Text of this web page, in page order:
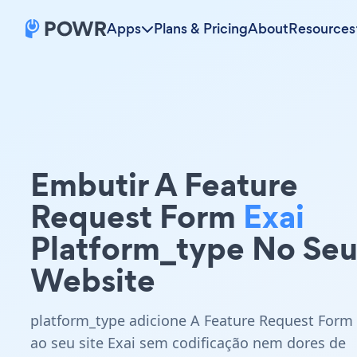
Apps Plans & PricingAboutResources
Embutir A Feature
Request Form Exai
Platform_type No Seu
Website
platform_type adicione A Feature Request Form
ao seu site Exai sem codificação nem dores de